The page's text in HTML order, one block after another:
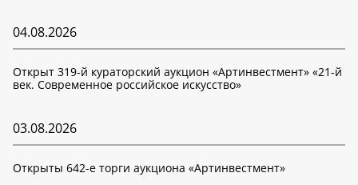
04.08.2026
Открыт 319-й кураторский аукцион «Артинвестмент» «21-й
век. Современное российское искусство»
03.08.2026
Открыты 642-е торги аукциона «Артинвестмент»